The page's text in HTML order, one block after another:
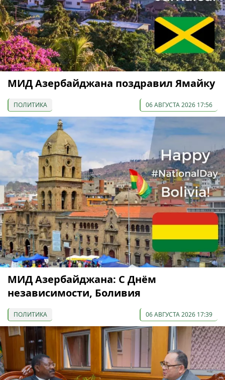
МИД Азербайджана поздравил Ямайку
ПОЛИТИКА 06 АВГУСТА 2026 17:56
МИД Азербайджана: С Днём
независимости, Боливия
ПОЛИТИКА 06 АВГУСТА 2026 17:39